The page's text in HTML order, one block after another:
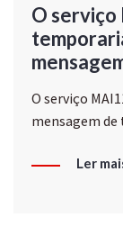
O
O serviço
mensagem
Ler